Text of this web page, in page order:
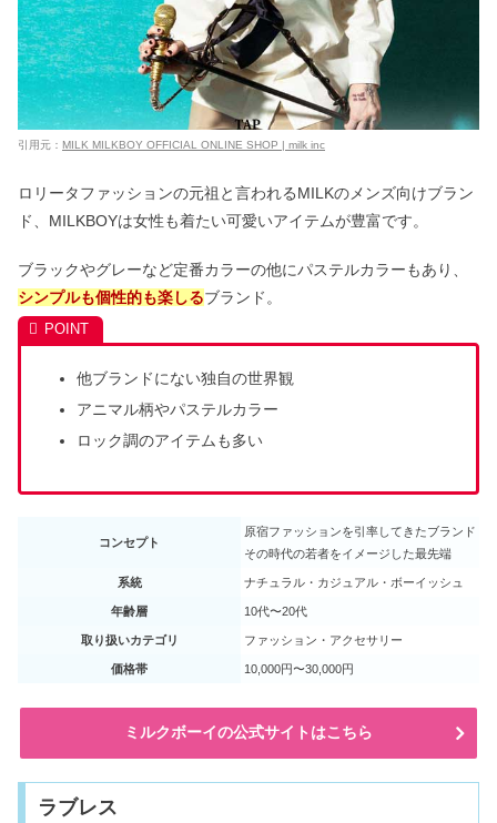
引用元： MILK MILKBOY OFFICIAL ONLINE SHOP | milk inc
ロリータファッションの元祖と言われるMILKのメンズ向けブラン
ド、MILKBOYは女性も着たい可愛いアイテムが豊富です。
ブラックやグレーなど定番カラーの他にパステルカラーもあり、
シンプルも個性的も楽しるブランド。
他ブランドにない独自の世界観
アニマル柄やパステルカラー
ロック調のアイテムも多い
コンセプト
原宿ファッションを引率してきたブランド
その時代の若者をイメージした最先端
系統 ナチュラル・カジュアル・ボーイッシュ
年齢層 10代〜20代
取り扱いカテゴリ ファッション・アクセサリー
価格帯 10,000円〜30,000円
ミルクボーイの公式サイトはこちら
ラブレス